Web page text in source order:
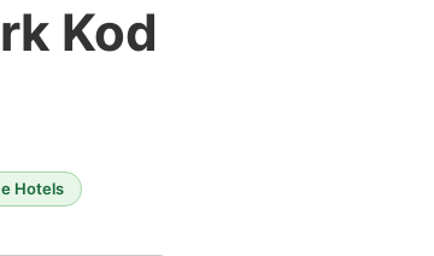
Kod
Hotels